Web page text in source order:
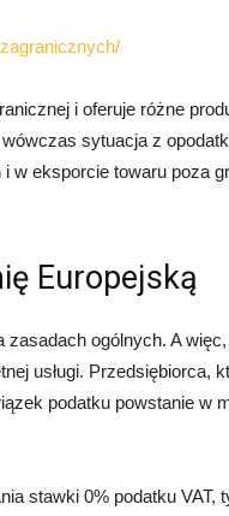
i oferuje różne
sytuacja z
w eksporcie towaru poza
Europejską
ogólnych. A
usługi. Przedsiębiorca,
podatku powstanie w
stawki 0% podatku VAT,